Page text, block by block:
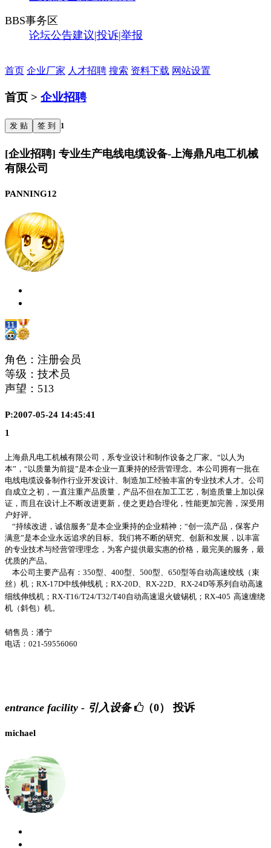
BBS事务区
论坛公告建议|投诉|举报
首页 企业厂家 人才招聘 搜索 资料下载 网站设置
首页 > 企业招聘
发 贴 签 到 1
[企业招聘] 专业生产电线电缆设备-上海鼎凡电工机械
有限公司
PANNING12
角色：注册会员
等级：技术员
声望： 513
P:2007-05-24 14:45:41
1
上海鼎凡电工机械有限公司，系专业设计和制作设备之厂家。 “以人为
本” ， “以质量为前提”是本企业一直秉持的经营管理念。本公司拥有一批在
电线电缆设备制作行业开发设计、制造加工经验丰富的专业技术人才。公司
自成立之初，一直注重产品质量，产品不但在加工工艺，制造质量上加以保
证，而且在设计上不断改进更新，使之更趋合理化，性能更加完善，深受用
户好评。
“持续改进，诚信服务”是本企业秉持的企业精神； “创一流产品，保客户
满意”是本企业永远追求的目标。我们将不断的研究、创新和发展，以丰富
的专业技术与经营管理理念，为客户提供最实惠的价格，最完美的服务，最
优质的产品。
本公司主要产品有： 350型、 400型、 500型、 650型等自动高速绞线（束
丝）机； RX-17D中线伸线机； RX-20D、 RX-22D、 RX-24D等系列自动高速
细线伸线机； RX-T16/T24/T32/T40自动高速退火镀锡机； RX-405 高速缠绕
机（斜包）机。
销售员：潘宁
电话：021-59556060
entrance facility - 引入设备 （0） 投诉
michael